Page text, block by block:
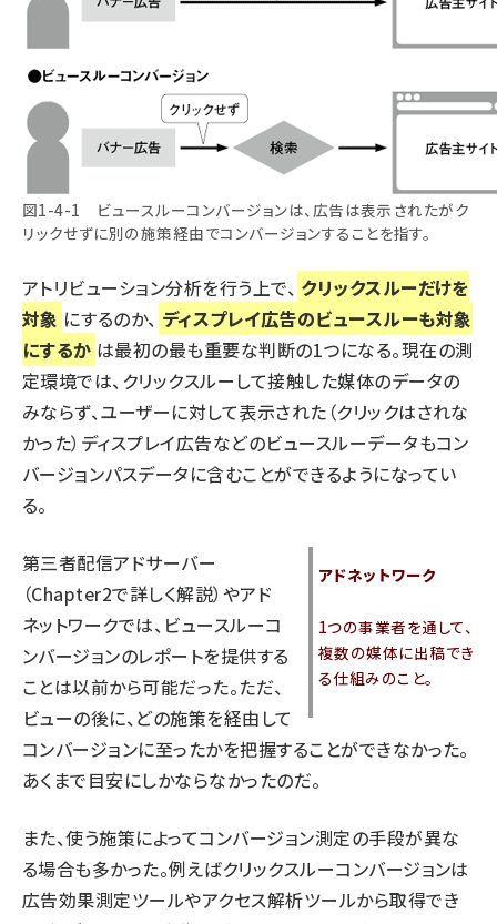
図1-4-1 ビュースルーコンバージョンは、広告は表示されたがク
リックせずに別の施策経由でコンバージョンすることを指す。
アトリビューション分析を行う上で、 クリックスルーだけを
対象 にするのか、 ディスプレイ広告のビュースルーも対象
にするか は最初の最も重要な判断の1つになる。現在の測
定環境では、クリックスルーして接触した媒体のデータの
みならず、ユーザーに対して表示された（クリックはされな
かった）ディスプレイ広告などのビュースルーデータもコン
バージョンパスデータに含むことができるようになってい
る。
アドネットワーク
1つの事業者を通して、
複数の媒体に出稿でき
る仕組みのこと。
第三者配信アドサーバー
（Chapter2で詳しく解説）やアド
ネットワークでは、ビュースルーコ
ンバージョンのレポートを提供する
ことは以前から可能だった。ただ、
ビューの後に、どの施策を経由して
コンバージョンに至ったかを把握することができなかった。
あくまで目安にしかならなかったのだ。
また、使う施策によってコンバージョン測定の手段が異な
る場合も多かった。例えばクリックスルーコンバージョンは
広告効果測定ツールやアクセス解析ツールから取得でき